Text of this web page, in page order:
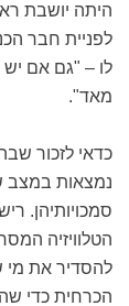
היתה יושבת
לפניית חבר
לו – "גם אם יש
מאד".
כדאי לזכור
נמצאות במצב
סמכויותיהן.
הטלוויזיה
להסדיר את מי
הכרחית כדי